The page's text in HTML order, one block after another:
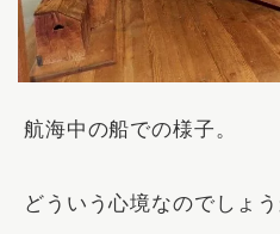
航海中の船での様子。
どういう心境なのでしょう